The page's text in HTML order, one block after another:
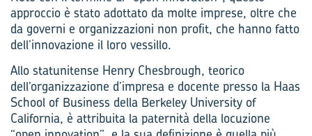
approccio è stato adottato da molte imprese, oltre che
da governi e organizzazioni non profit, che hanno fatto
dell’innovazione il loro vessillo.
Allo statunitense Henry Chesbrough, teorico
dell’organizzazione d’impresa e docente presso la Haas
School of Business della Berkeley University of
California, è attribuita la paternità della locuzione